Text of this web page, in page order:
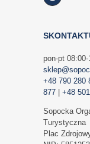
pon-pt 08:00-
+48 790 280
877| +48
Sopocka
Turystyczna
Plac